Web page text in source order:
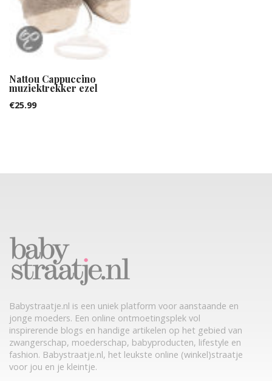
Nattou Cappuccino
muziektrekker ezel
€25.99
Babystraatje.nl is een uniek platform voor aanstaande en
jonge moeders. Een online ontmoetingsplek vol
inspirerende blogs en handige artikelen op het gebied van
zwangerschap, moederschap, babyproducten, lifestyle en
fashion. Babystraatje.nl, het leukste online (winkel)straatje
voor jou en je kleintje.